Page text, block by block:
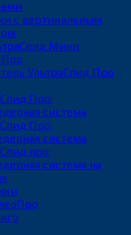
с вертикальным
Мини
Про
УльтраСпид Про
Про:
система
Про:
система
про:
система на